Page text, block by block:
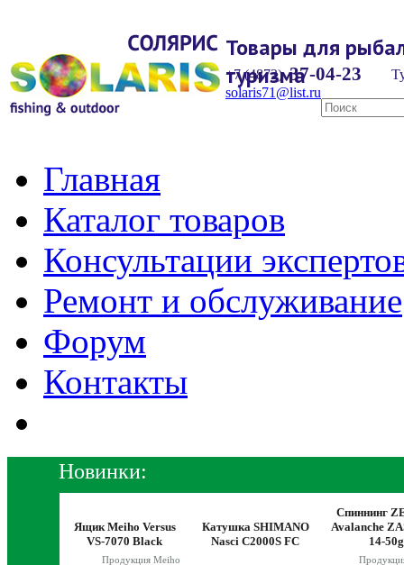
Товары для
туризма
+7 (4872) 37-04-23
solaris71@list.ru
Главная
Каталог товаров
Консультации
Ремонт и обслуживание
Форум
Контакты
Новинки:
Ящик Meiho Versus
VS-7070 Black
Продукция Meiho
Катушка SHIMANO
Nasci C2000S FC
Спиннинг
Avalanche
14-50g